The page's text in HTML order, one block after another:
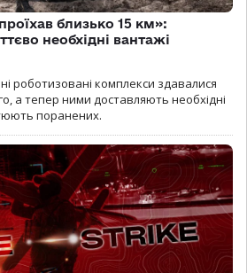
близько 15 км»:
необхідні вантажі
роботизовані комплекси здавалися
а тепер ними доставляють необхідні
поранених.